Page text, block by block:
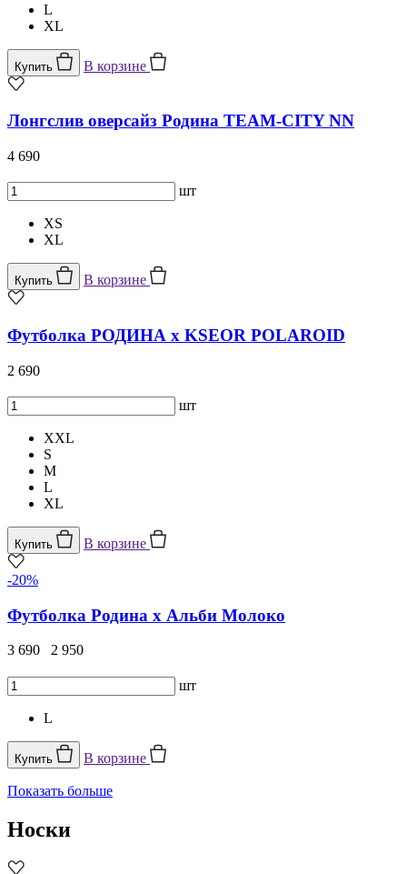
L
XL
Купить В корзине
Лонгслив оверсайз Родина TEAM-CITY NN
4 690
шт
XS
XL
Купить В корзине
Футболка РОДИНА x KSEOR POLAROID
2 690
шт
XXL
S
M
L
XL
Купить В корзине
-20%
Футболка Родина х Альби Молоко
3 690 2 950
шт
L
Купить В корзине
Показать больше
Носки